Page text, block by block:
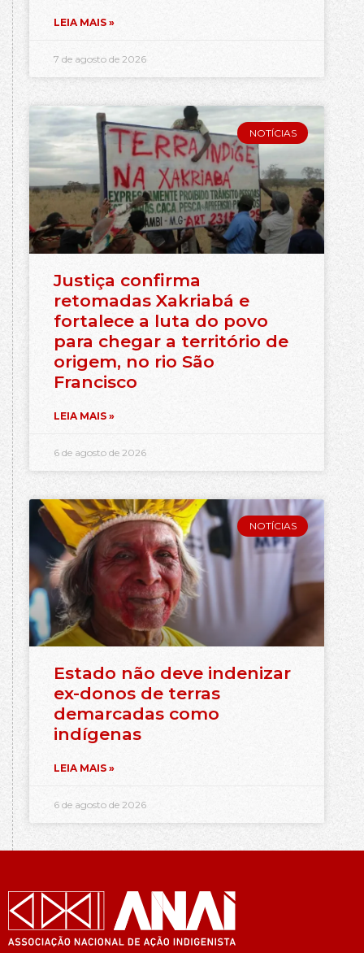
LEIA MAIS »
7 de agosto de 2026
NOTÍCIAS
Justiça confirma
retomadas Xakriabá e
fortalece a luta do povo
para chegar a território de
origem, no rio São
Francisco
LEIA MAIS »
6 de agosto de 2026
NOTÍCIAS
Estado não deve indenizar
ex-donos de terras
demarcadas como
indígenas
LEIA MAIS »
6 de agosto de 2026